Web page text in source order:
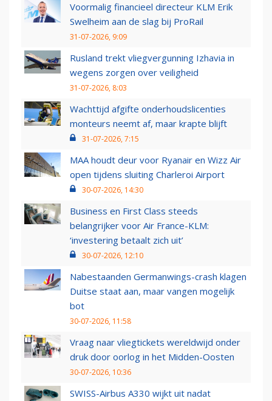
Voormalig financieel directeur KLM Erik
Swelheim aan de slag bij ProRail
31-07-2026, 9:09
Rusland trekt vliegvergunning Izhavia in
wegens zorgen over veiligheid
31-07-2026, 8:03
Wachttijd afgifte onderhoudslicenties
monteurs neemt af, maar krapte blijft
31-07-2026, 7:15
MAA houdt deur voor Ryanair en Wizz Air
open tijdens sluiting Charleroi Airport
30-07-2026, 14:30
Business en First Class steeds
belangrijker voor Air France-KLM:
‘investering betaalt zich uit’
30-07-2026, 12:10
Nabestaanden Germanwings-crash klagen
Duitse staat aan, maar vangen mogelijk
bot
30-07-2026, 11:58
Vraag naar vliegtickets wereldwijd onder
druk door oorlog in het Midden-Oosten
30-07-2026, 10:36
SWISS-Airbus A330 wijkt uit nadat